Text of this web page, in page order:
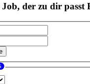
der zu dir passt